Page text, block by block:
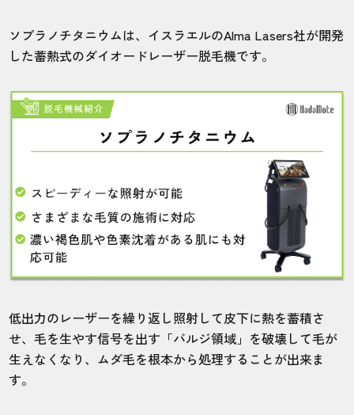
ソプラノチタニウムは、イスラエルのAlma Lasers社が開発
した蓄熱式のダイオードレーザー脱毛機です。
低出力のレーザーを繰り返し照射して皮下に熱を蓄積さ
せ、毛を生やす信号を出す「バルジ領域」を破壊して毛が
生えなくなり、ムダ毛を根本から処理することが出来ま
す。